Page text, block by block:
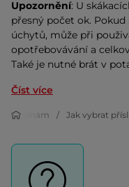
Upozornění: U
přesný počet ok.
úchytů, může při
opotřebovávání a
Také je nutné brát v
Číst více
Jak vybrat